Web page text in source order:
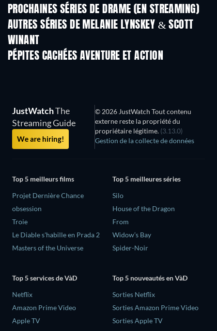
PROCHAINES SÉRIES DE DRAME (EN STREAMING)
Saison 6 Saison 2
AUTRES SÉRIES DE MELANIE LYNSKEY & SCOTT
WINANT
PÉPITES CACHÉES AVENTURE ET ACTION
JustWatchThe
Streaming Guide
We are hiring!
© 2026 JustWatch Tout contenu
externe reste la propriété du
propriétaire légitime. (3.13.0)
Gestion de la collecte de données
Top 5 meilleurs films
Projet Dernière Chance
obsession
Troie
Le Diable s'habille en Prada 2
Masters of the Universe
Top 5 meilleures séries
Silo
House of the Dragon
From
Widow’s Bay
Spider-Noir
Top 5 services de VàD
Netflix
Amazon Prime Video
Apple TV
Top 5 nouveautés en VàD
Sorties Netflix
Sorties Amazon Prime Video
Sorties Apple TV